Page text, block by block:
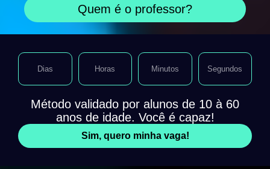
Quem é o professor?
Método validado por alunos de 10 à 60
anos de idade. Você é capaz!
Sim, quero minha vaga!
Dias Horas Minutos Segundos